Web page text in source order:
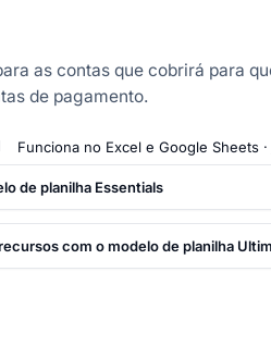
as contas que cobrirá para
de pagamento.
Funciona no Excel e Google Sheets ·
de planilha Essentials
com o modelo de planilha